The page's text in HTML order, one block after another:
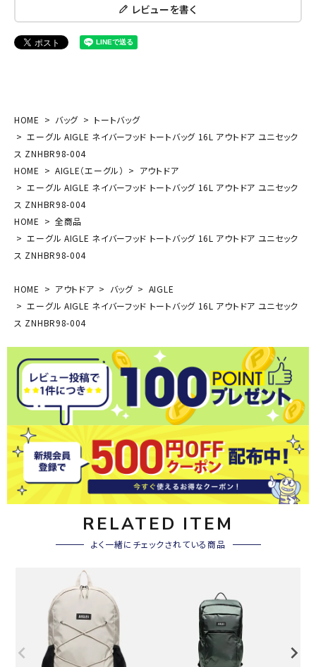
レビューを書く
HOME バッグ
トートバッグ
エーグル AIGLE ネイバーフッド トートバッグ 16L アウトドア ユニセック
ス ZNHBR98-004
HOME
AIGLE（エーグル）
アウトドア
エーグル AIGLE ネイバーフッド トートバッグ 16L アウトドア ユニセック
ス ZNHBR98-004
HOME
全商品
エーグル AIGLE ネイバーフッド トートバッグ 16L アウトドア ユニセック
ス ZNHBR98-004
HOME アウトドア バッグ
AIGLE
エーグル AIGLE ネイバーフッド トートバッグ 16L アウトドア ユニセック
ス ZNHBR98-004
RELATED ITEM
よく一緒にチェックされている商品